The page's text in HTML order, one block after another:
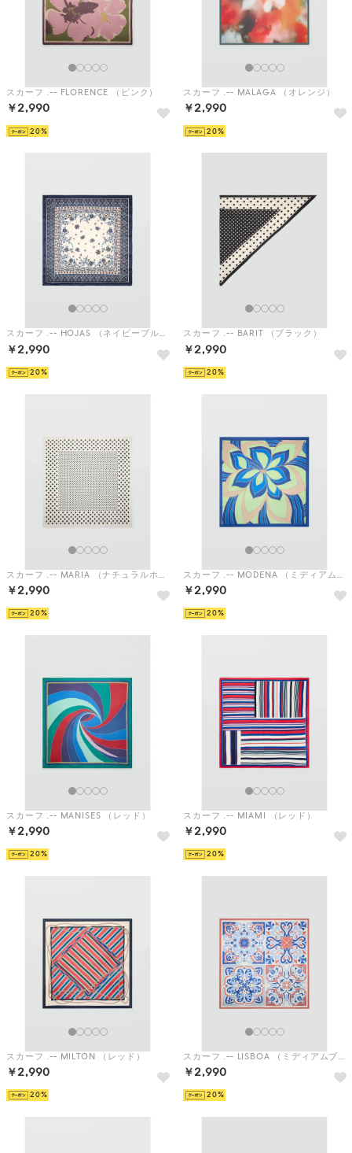
スカーフ .-- FLORENCE （ピンク）
￥2,990
20
スカーフ .-- MALAGA （オレンジ）
￥2,990
20
スカーフ .-- HOJAS （ネイビーブルー）
￥2,990
20
スカーフ .-- BARIT （ブラック）
￥2,990
20
スカーフ .-- MARIA （ナチュラルホワイト）
￥2,990
20
スカーフ .-- MODENA （ミディアムブルー）
￥2,990
20
スカーフ .-- MANISES （レッド）
￥2,990
20
スカーフ .-- MIAMI （レッド）
￥2,990
20
スカーフ .-- MILTON （レッド）
￥2,990
20
スカーフ .-- LISBOA （ミディアムブルー）
￥2,990
20